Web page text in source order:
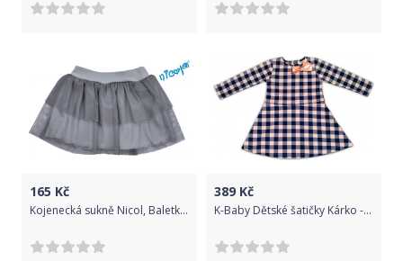
165 Kč
Kojenecká sukně Nicol, Baletka - šedá, vel. 68
389 Kč
K-Baby Dětské šatičky Kárko - granát/sv. růžová, vel. 110